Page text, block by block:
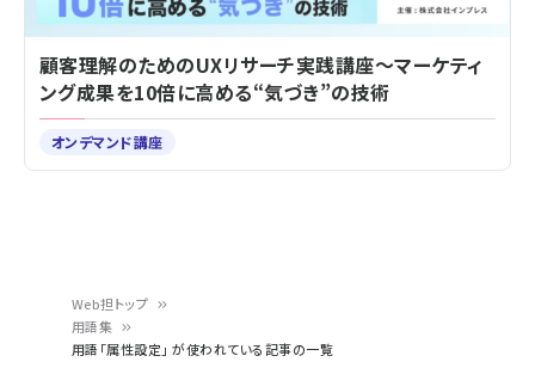
Web担トップ
用語集
用語「属性設定」 が使われている記事の一覧
顧客理解のためのUXリサーチ実践講座～マーケティ
ング成果を10倍に高める“気づき”の技術
オンデマンド講座